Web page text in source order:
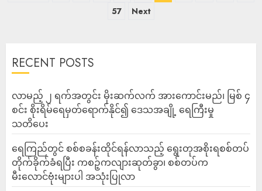
57
Next
RECENT POSTS
လာမည့် ၂ ရက်အတွင်း မိုးဆက်လက် အားကောင်းမည်၊ မြစ် ၄
စင်း စိုးရိမ်ရေမှတ်ရောက်နိုင်၍ ဒေသအချို့ ရေကြီးမှု
သတိပေး
ရေကြည်တွင် စစ်စခန်းထိုင်ရန်လာသည့် ရွေးတုအစိုးရစစ်တပ်
တိုက်ခိုက်ခံရပြီး ကစဉ့်ကလျားဆုတ်ခွာ၊ စစ်တပ်က
မီးလောင်ဗုံးများပါ အသုံးပြုလာ